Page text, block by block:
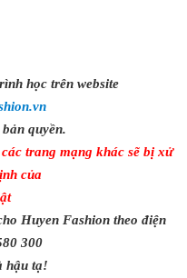
học trên website
quyền.
trang mạng khác sẽ bị xử
của
Huyen Fashion theo điện
300
hậu tạ!